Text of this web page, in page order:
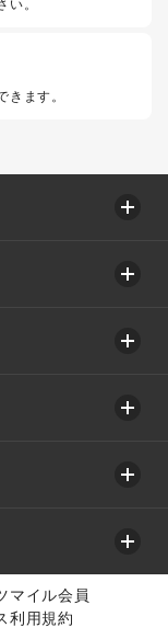
い。
きます。
マイル会員
利用規約